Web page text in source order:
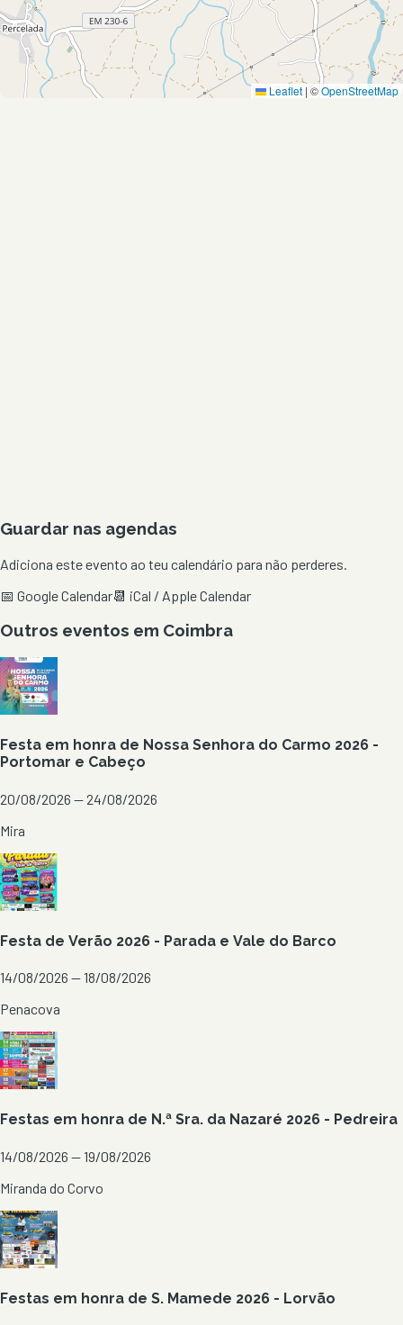
Leaflet | ©OpenStreetMap
Guardar nas agendas
Adiciona este evento ao teu calendário para não perderes.
📅 Google Calendar📆 iCal / Apple Calendar
Outros eventos em Coimbra
Festa em honra de Nossa Senhora do Carmo 2026 -
Portomar e Cabeço
20/08/2026 — 24/08/2026
Mira
Festa de Verão 2026 - Parada e Vale do Barco
14/08/2026 — 18/08/2026
Penacova
Festas em honra de N.ª Sra. da Nazaré 2026 - Pedreira
14/08/2026 — 19/08/2026
Miranda do Corvo
Festas em honra de S. Mamede 2026 - Lorvão